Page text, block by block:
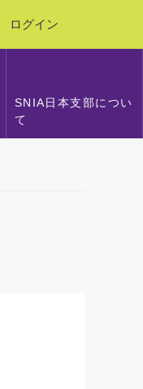
ログイン
SNIA日本支部につい
て